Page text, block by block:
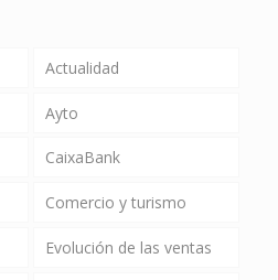
Actualidad
Ayto
CaixaBank
Comercio y turismo
Evolución de las ventas